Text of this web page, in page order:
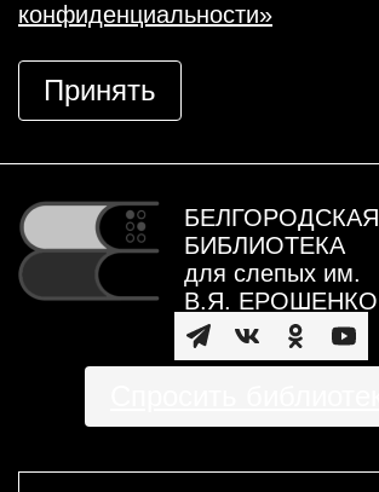
конфиденциальности»
Принять
БЕЛГОРОДСКАЯ
БИБЛИОТЕКА
для слепых им.
В.Я. ЕРОШЕНКО